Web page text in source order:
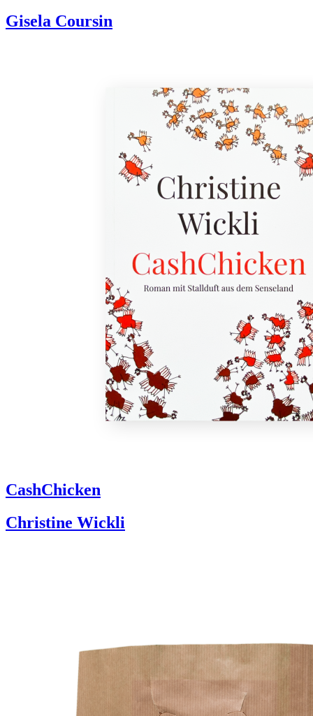
Gisela Coursin
CashChicken
Christine Wickli